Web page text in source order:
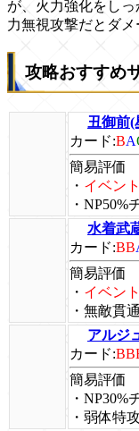
が、火力強化をし
力無視攻撃だとダメ
攻略おすすめ
丑御前(
カード:BA
簡易評価
・ イベン
・NP50%
水着武
カード:BB
簡易評価
・ イベン
・無敵貫
アルジ
カード:
簡易評価
・NP30%
・弱体特